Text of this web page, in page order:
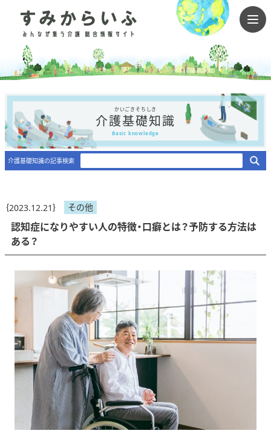
かいごきそちしき
介護基礎知識
Basic knowledge
介護基礎知識の記事検索
｛2023.12.21｝ その他
認知症になりやすい人の特徴・口癖とは？予防する方法は
ある？